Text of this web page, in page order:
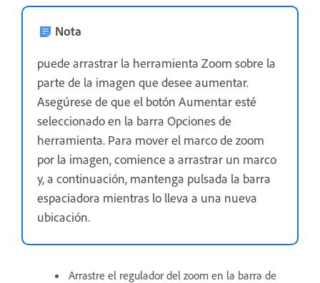
Nota
puede arrastrar la herramienta Zoom sobre la
parte de la imagen que desee aumentar.
Asegúrese de que el botón Aumentar esté
seleccionado en la barra Opciones de
herramienta. Para mover el marco de zoom
por la imagen, comience a arrastrar un marco
y, a continuación, mantenga pulsada la barra
espaciadora mientras lo lleva a una nueva
ubicación.
Arrastre el regulador del zoom en la barra de